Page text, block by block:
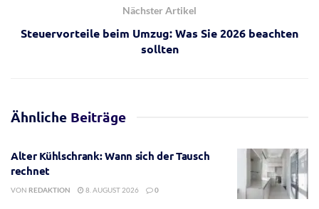
Nächster Artikel
Steuervorteile beim Umzug: Was Sie 2026 beachten
sollten
Ähnliche Beiträge
Alter Kühlschrank: Wann sich der Tausch
rechnet
VON REDAKTION 8. AUGUST 2026 0